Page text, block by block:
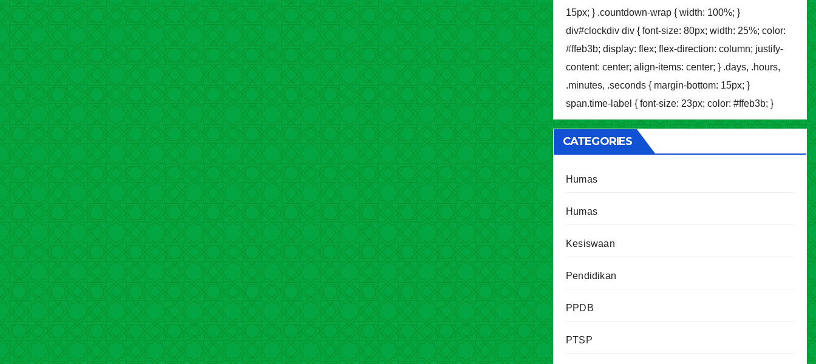
15px; } .countdown-wrap { width: 100%; }
div#clockdiv div { font-size: 80px; width: 25%; color:
#ffeb3b; display: flex; flex-direction: column; justify-
content: center; align-items: center; } .days, .hours,
.minutes, .seconds { margin-bottom: 15px; }
span.time-label { font-size: 23px; color: #ffeb3b; }
CATEGORIES
Humas
Humas
Kesiswaan
Pendidikan
PPDB
PTSP